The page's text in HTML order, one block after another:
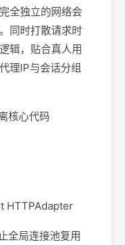
全独立的网络会
同时打散请求时
辑，贴合真人用
理IP与会话分组
核心代码
HTTPAdapter
全局连接池复用